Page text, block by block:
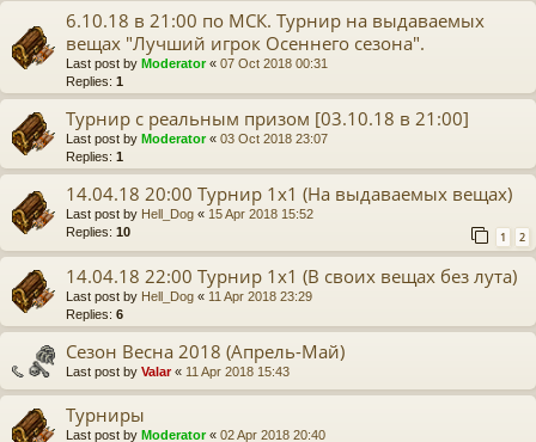
6.10.18 в 21:00 по МСК. Турнир на выдаваемых
вещах "Лучший игрок Осеннего сезона".
Last post by Moderator« 07 Oct 2018 00:31
Replies: 1
Турнир с реальным призом [03.10.18 в 21:00]
Last post by Moderator« 03 Oct 2018 23:07
Replies: 1
14.04.18 20:00 Турнир 1х1 (На выдаваемых вещах)
Last post by Hell_Dog « 15 Apr 2018 15:52
Replies: 10 1 2
14.04.18 22:00 Турнир 1х1 (В своих вещах без лута)
Last post by Hell_Dog « 11 Apr 2018 23:29
Replies: 6
Сезон Весна 2018 (Апрель-Май)
Last post by Valar« 11 Apr 2018 15:43
Турниры
Last post by Moderator« 02 Apr 2018 20:40